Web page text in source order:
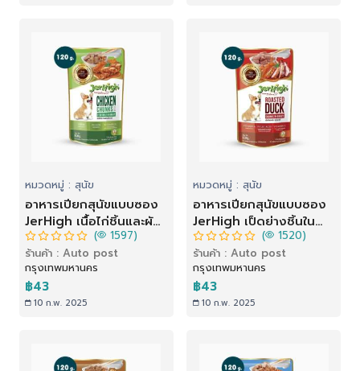
หมวดหมู่ : สุนัข
อาหารเปียกสุนัขแบบซอง
JerHigh เนื้อไก่ชิ้นและผัก
ในเกรวี่ (120 g)
( 1597)
ร้านค้า : Auto post
กรุงเทพมหานคร
฿43
10 ก.พ. 2025
หมวดหมู่ : สุนัข
อาหารเปียกสุนัขแบบซอง
JerHigh เป็ดย่างชิ้นในน้ำ
เกรวี่ (120 g)
( 1520)
ร้านค้า : Auto post
กรุงเทพมหานคร
฿43
10 ก.พ. 2025